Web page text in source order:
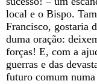
local e o Bispo.
Francisco, gostaria
duma oração:
forças! E, com a
guerras e das
futuro comum